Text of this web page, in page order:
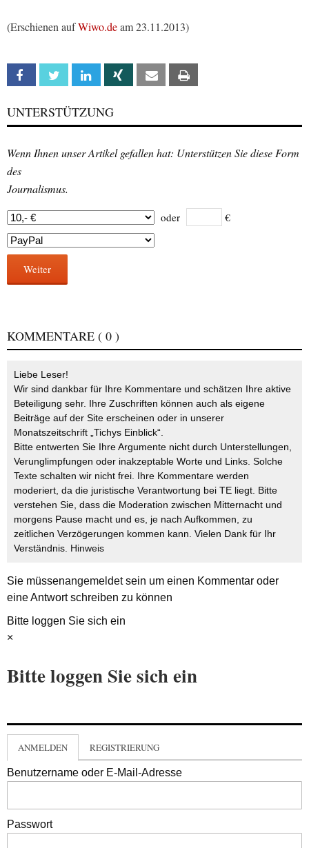
(Erschienen aufWiwo.deam 23.11.2013)
Facebook Twitter Linkedin Xing Email
UNTERSTÜTZUNG
Wenn Ihnen unser Artikel gefallen hat: Unterstützen Sie diese Form
des
Journalismus.
oder €
Weiter
KOMMENTARE ( 0 )
Liebe Leser!
Wir sind dankbar für Ihre Kommentare und schätzen Ihre aktive
Beteiligung sehr. Ihre Zuschriften können auch als eigene
Beiträge auf der Site erscheinen oder in unserer
Monatszeitschrift „Tichys Einblick“.
Bitte entwerten Sie Ihre Argumente nicht durch Unterstellungen,
Verunglimpfungen oder inakzeptable Worte und Links. Solche
Texte schalten wir nicht frei. Ihre Kommentare werden
moderiert, da die juristische Verantwortung bei TE liegt. Bitte
verstehen Sie, dass die Moderation zwischen Mitternacht und
morgens Pause macht und es, je nach Aufkommen, zu
zeitlichen Verzögerungen kommen kann. Vielen Dank für Ihr
Verständnis. Hinweis
Sie müssenangemeldetsein um einen Kommentar oder
eine Antwort schreiben zu können
Bitte loggen Sie sich ein
×
Bitte loggen Sie sich ein
ANMELDEN REGISTRIERUNG
Benutzername oder E-Mail-Adresse
Passwort